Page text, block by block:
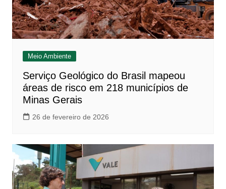
Meio Ambiente
Serviço Geológico do Brasil mapeou
áreas de risco em 218 municípios de
Minas Gerais
26 de fevereiro de 2026